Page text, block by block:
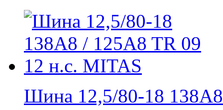
Шина 12,5/80-18